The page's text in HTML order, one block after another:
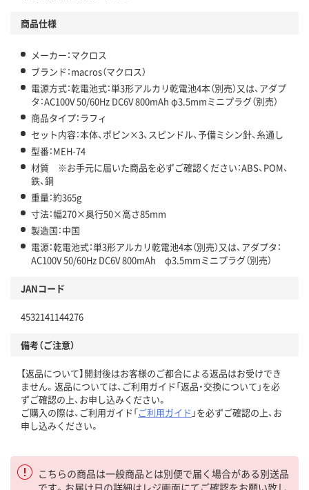
商品仕様
メーカー：マクロス
ブランド：macros（マクロス）
電源方式：乾電池式：単3形アルカリ乾電池4本（別売）又は、アダプ
タ：AC100V 50/60Hz DC6V 800mAh φ3.5mmミニプラグ（別売）
商品タイプ：ラフィ
セット内容：本体、ポピン×3、スピンドル、予備ミシン針、糸通し
型番：MEH-74
材質 ※お手元に届いた商品を必ずご確認ください：ABS、POM、
鉄、銅
重量：約365g
寸法：幅270×奥行50×高さ85mm
製造国：中国
電源：乾電池式：単3形アルカリ乾電池4本（別売）又は、アダプタ：
AC100V 50/60Hz DC6V 800mAh φ3.5mmミニプラグ（別売）
JANコード
4532141144276
備考（ご注意）
【返品について】開封後はお客様のご都合による返品はお受けでき
ません。返品については、ご利用ガイド「返品・交換について」を必
ずご確認の上、お申し込みください。
ご購入の際は、ご利用ガイド「ご利用ガイド 」を必ずご確認の上、お
申し込みください。
こちらの商品は一般商品とは別便で届く場合がある別送品